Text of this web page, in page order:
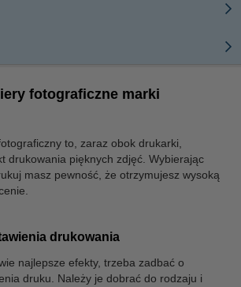
fotograficzne marki
to, zaraz obok drukarki,
drukowania pięknych zdjęć. Wybierając
masz pewność, że otrzymujesz wysoką
drukowania
najlepsze efekty, trzeba zadbać o
druku. Należy je dobrać do rodzaju i